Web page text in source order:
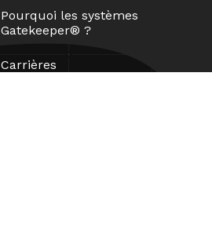
Pourquoi les systèmes
Gatekeeper® ?
Carrières